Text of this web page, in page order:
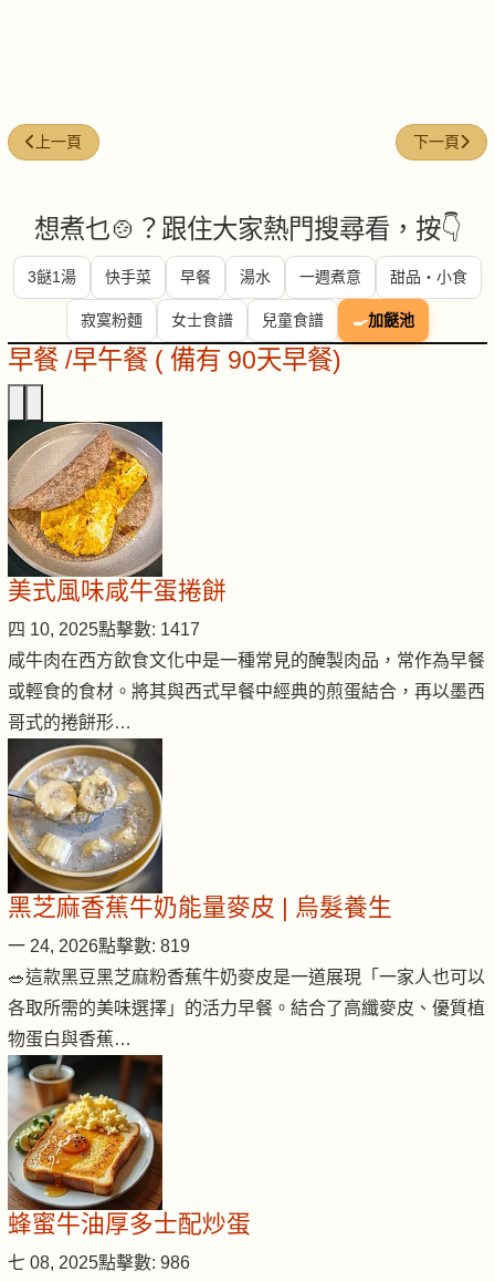
上一篇文章: 金銀蒜蒸勝瓜
上一頁 下一篇文章
下一頁
想煮乜🍲？跟住大家熱門搜尋看，按👇
3餸1湯 快手菜 早餐 湯水 一週煮意 甜品・小食
寂寞粉麵 女士食譜 兒童食譜 🍳加餸池
早餐 /早午餐 ( 備有 90天早餐)
美式風味咸牛蛋捲餅
四 10, 2025點擊數: 1417
咸牛肉在西方飲食文化中是一種常見的醃製肉品，常作為早餐
或輕食的食材。將其與西式早餐中經典的煎蛋結合，再以墨西
哥式的捲餅形…
黑芝麻香蕉牛奶能量麥皮 | 烏髮養生
一 24, 2026點擊數: 819
🥗這款黑豆黑芝麻粉香蕉牛奶麥皮是一道展現「一家人也可以
各取所需的美味選擇」的活力早餐。結合了高纖麥皮、優質植
物蛋白與香蕉…
蜂蜜牛油厚多士配炒蛋
七 08, 2025點擊數: 986